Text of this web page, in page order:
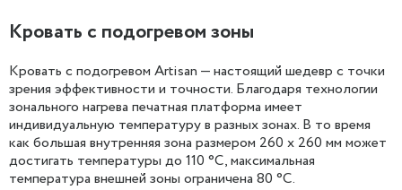
Кровать с подогревом зоны
Кровать с подогревом Artisan — настоящий шедевр с точки
зрения эффективности и точности. Благодаря технологии
зонального нагрева печатная платформа имеет
индивидуальную температуру в разных зонах. В то время
как большая внутренняя зона размером 260 x 260 мм может
достигать температуры до 110 °C, максимальная
температура внешней зоны ограничена 80 °C.